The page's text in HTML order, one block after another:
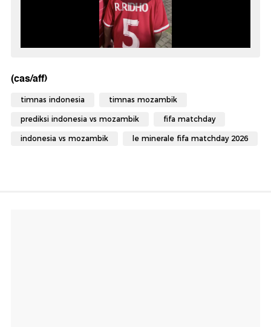
(cas/aff)
timnas indonesia timnas mozambik
prediksi indonesia vs mozambik fifa matchday
indonesia vs mozambik le minerale fifa matchday 2026